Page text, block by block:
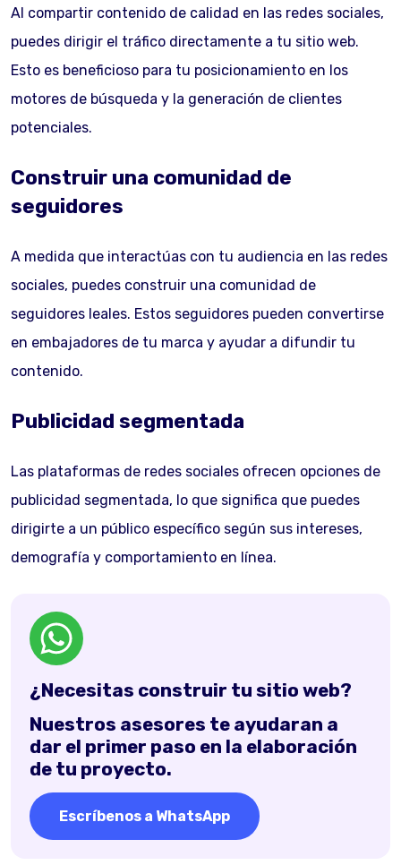
Al compartir contenido de calidad en las redes sociales,
puedes dirigir el tráfico directamente a tu sitio web.
Esto es beneficioso para tu posicionamiento en los
motores de búsqueda y la generación de clientes
potenciales.
Construir una comunidad de
seguidores
A medida que interactúas con tu audiencia en las redes
sociales, puedes construir una comunidad de
seguidores leales. Estos seguidores pueden convertirse
en embajadores de tu marca y ayudar a difundir tu
contenido.
Publicidad segmentada
Las plataformas de redes sociales ofrecen opciones de
publicidad segmentada, lo que significa que puedes
dirigirte a un público específico según sus intereses,
demografía y comportamiento en línea.
¿Necesitas construir tu sitio web?
Nuestros asesores te ayudaran a
dar el primer paso en la elaboración
de tu proyecto.
Escríbenos a WhatsApp